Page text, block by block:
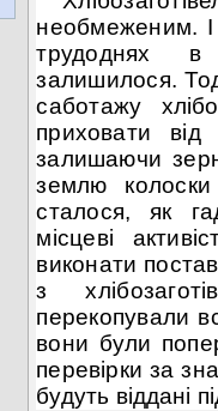
необмеженим. І
трудоднях
залишилося.
саботажу
приховати
залишаючи
землю
сталося, як
місцеві
виконати
з
перекопували
вони були
перевірки за
будуть віддані